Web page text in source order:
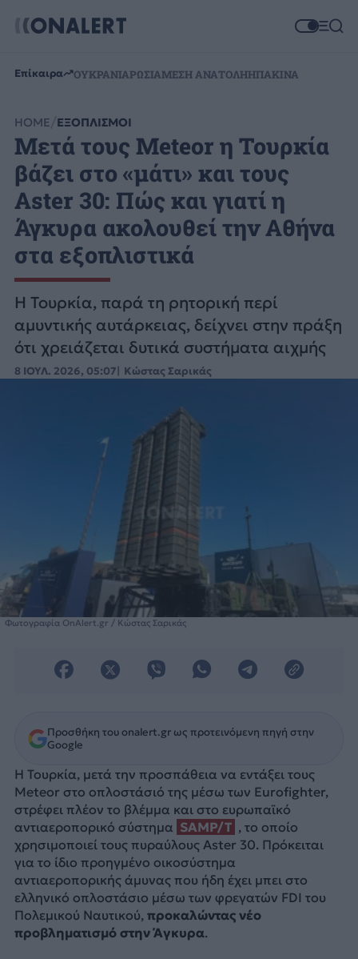
Επίκαιρα ΟΥΚΡΑΝΙΑΡΩΣΙΑΜΕΣΗ ΑΝΑΤΟΛΗΗΠΑΚΙΝΑ
HOME ΕΞΟΠΛΙΣΜΟΙ
Μετά τους Meteor η Τουρκία
βάζει στο «μάτι» και τους
Aster 30: Πώς και γιατί η
Άγκυρα ακολουθεί την Αθήνα
στα εξοπλιστικά
Η Τουρκία, παρά τη ρητορική περί
αμυντικής αυτάρκειας, δείχνει στην πράξη
ότι χρειάζεται δυτικά συστήματα αιχμής
8 ΙΟΥΛ. 2026, 05:07 Κώστας Σαρικάς
Φωτογραφία OnAlert.gr / Κώστας Σαρικάς
Προσθήκη του onalert.gr ως προτεινόμενη πηγή στην
Google
Η Τουρκία, μετά την προσπάθεια να εντάξει τους
Meteor στο οπλοστάσιό της μέσω των Eurofighter,
στρέφει πλέον το βλέμμα και στο ευρωπαϊκό
αντιαεροπορικό σύστημα SAMP/T , το οποίο
χρησιμοποιεί τους πυραύλους Aster 30. Πρόκειται
για το ίδιο προηγμένο οικοσύστημα
αντιαεροπορικής άμυνας που ήδη έχει μπει στο
ελληνικό οπλοστάσιο μέσω των φρεγατών FDI του
Πολεμικού Ναυτικού, προκαλώντας νέο
προβληματισμό στην Άγκυρα.